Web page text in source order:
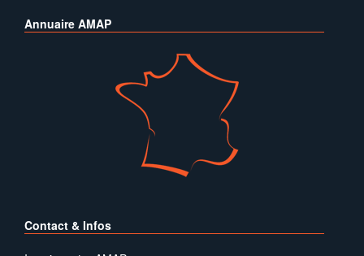
Annuaire AMAP
Contact & Infos